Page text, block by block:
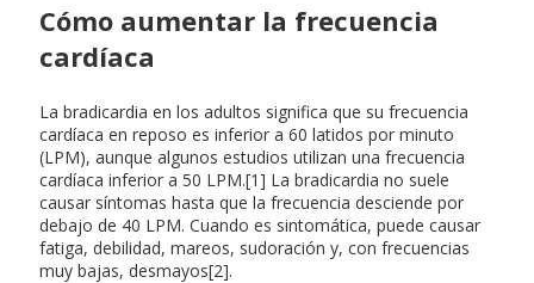
Cómo aumentar la frecuencia
cardíaca
La bradicardia en los adultos significa que su frecuencia
cardíaca en reposo es inferior a 60 latidos por minuto
(LPM), aunque algunos estudios utilizan una frecuencia
cardíaca inferior a 50 LPM.[1] La bradicardia no suele
causar síntomas hasta que la frecuencia desciende por
debajo de 40 LPM. Cuando es sintomática, puede causar
fatiga, debilidad, mareos, sudoración y, con frecuencias
muy bajas, desmayos[2].